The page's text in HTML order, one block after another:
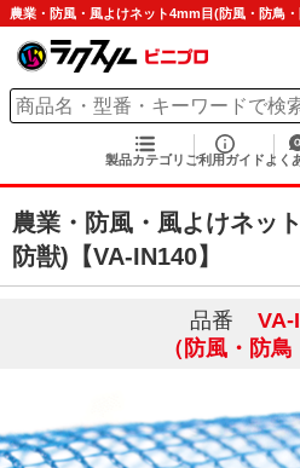
農業・防風・風よけネット4mm目(防風・防鳥・
製品カテゴリ ご利用ガイド よく
農業・防風・風よけネッ
防獣)【VA-IN140】
品番
VA-
（防風・防鳥